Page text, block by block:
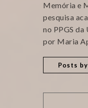
Memória e
pesquisa
no PPGS da
por Maria
Posts